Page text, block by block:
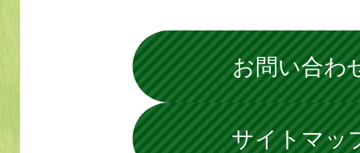
お問い合わ
サイトマッ